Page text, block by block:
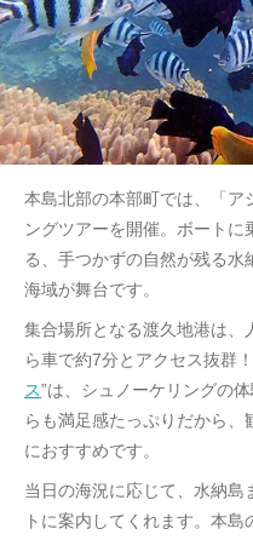
本島北部の本部町では、「ア
ングツアーを開催。ボートに
る、手つかずの自然が残る
海域が舞台です。
集合場所となる渡久地港は、
ら車で約7分とアクセス抜群！
ス”は、シュノーケリングの
らも満足感たっぷりだから
におすすめです。
当日の海況に応じて、水納島
トに案内してくれます。本